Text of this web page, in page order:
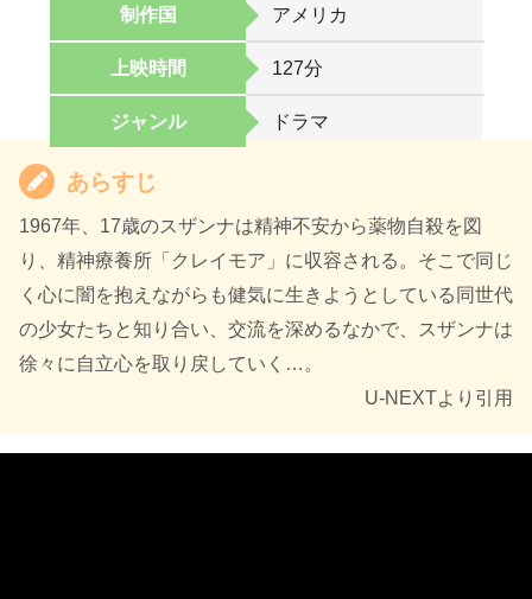
制作国 アメリカ
上映時間 127分
ジャンル ドラマ
あらすじ
1967年、17歳のスザンナは精神不安から薬物自殺を図
り、精神療養所「クレイモア」に収容される。そこで同じ
く心に闇を抱えながらも健気に生きようとしている同世代
の少女たちと知り合い、交流を深めるなかで、スザンナは
徐々に自立心を取り戻していく…。
U-NEXTより引用